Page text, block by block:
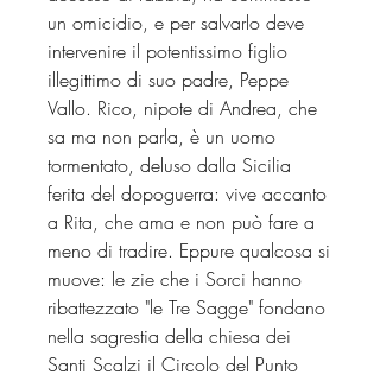
un omicidio, e per salvarlo deve
intervenire il potentissimo figlio
illegittimo di suo padre, Peppe
Vallo. Rico, nipote di Andrea, che
sa ma non parla, è un uomo
tormentato, deluso dalla Sicilia
ferita del dopoguerra: vive accanto
a Rita, che ama e non può fare a
meno di tradire. Eppure qualcosa si
muove: le zie che i Sorci hanno
ribattezzato "le Tre Sagge" fondano
nella sagrestia della chiesa dei
Santi Scalzi il Circolo del Punto